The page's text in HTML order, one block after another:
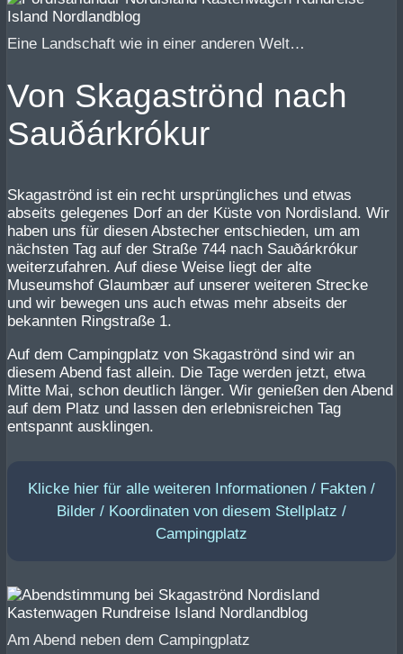
Eine Landschaft wie in einer anderen Welt…
Von Skagaströnd nach
Sauðárkrókur
Skagaströnd ist ein recht ursprüngliches und etwas
abseits gelegenes Dorf an der Küste von Nordisland. Wir
haben uns für diesen Abstecher entschieden, um am
nächsten Tag auf der Straße 744 nach Sauðárkrókur
weiterzufahren. Auf diese Weise liegt der alte
Museumshof Glaumbær auf unserer weiteren Strecke
und wir bewegen uns auch etwas mehr abseits der
bekannten Ringstraße 1.
Auf dem Campingplatz von Skagaströnd sind wir an
diesem Abend fast allein. Die Tage werden jetzt, etwa
Mitte Mai, schon deutlich länger. Wir genießen den Abend
auf dem Platz und lassen den erlebnisreichen Tag
entspannt ausklingen.
Klicke hier für alle weiteren Informationen / Fakten /
Bilder / Koordinaten von diesem Stellplatz /
Campingplatz
Am Abend neben dem Campingplatz